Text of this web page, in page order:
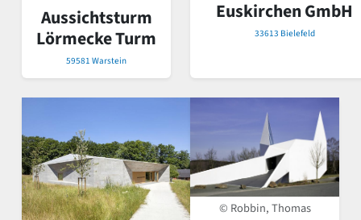
Aussichtsturm
Lörmecke Turm
59581 Warstein
Euskirchen GmbH
33613 Bielefeld
© Robbin, Thomas